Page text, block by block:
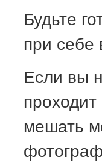
Будьте
при себе
Если вы
мешать